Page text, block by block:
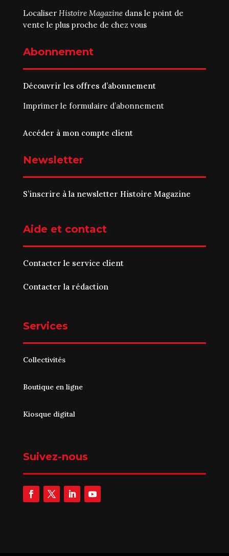
Localiser Histoire Magazinedans le point de
vente le plus proche de chez vous
Abonnement
Découvrir les offres d’abonnement
Imprimer le formulaire d’abonnement
Accéder à mon compte client
Newsletter
S’inscrire à la newsletter Histoire Magazine
Aide et contact
Contacter le service client
Contacter la rédaction
Services
Collectivités
Boutique en ligne
Kiosque digital
Suivez-nous